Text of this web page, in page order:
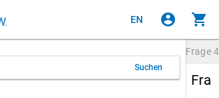
EN account_circle shopping_cart
Suchen
Frage
Fra